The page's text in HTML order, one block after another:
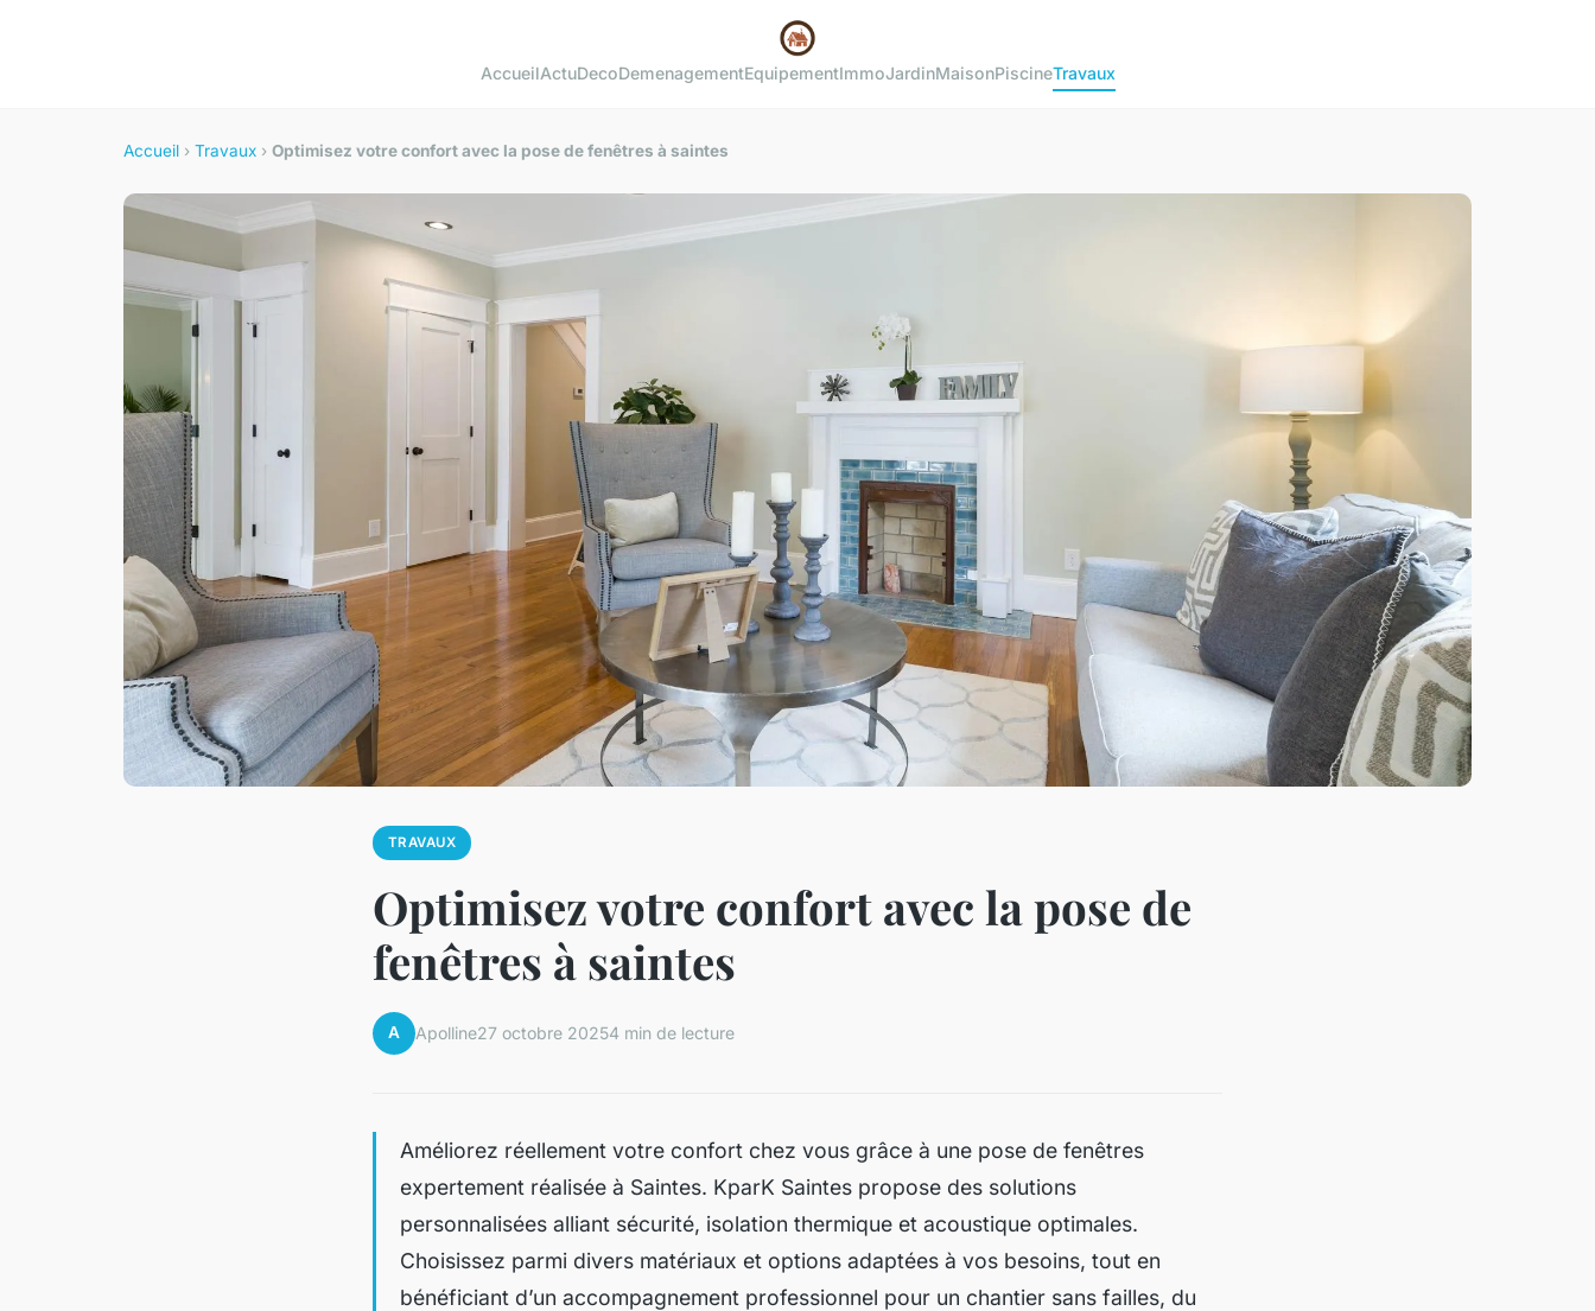
AccueilActuDecoDemenagementEquipementImmoJardinMaisonPiscineTravaux
Accueil › Travaux › Optimisez votre confort avec la pose de fenêtres à saintes
TRAVAUX
Optimisez votre confort avec la pose de
fenêtres à saintes
A Apolline27 octobre 20254 min de lecture
Améliorez réellement votre confort chez vous grâce à une pose de fenêtres
expertement réalisée à Saintes. KparK Saintes propose des solutions
personnalisées alliant sécurité, isolation thermique et acoustique optimales.
Choisissez parmi divers matériaux et options adaptées à vos besoins, tout en
bénéficiant d’un accompagnement professionnel pour un chantier sans failles, du